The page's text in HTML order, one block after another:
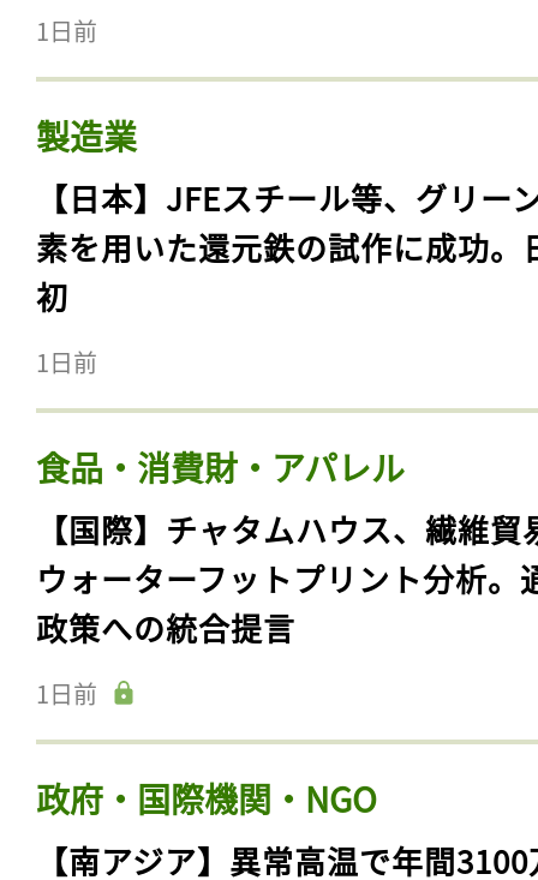
1日前
製造業
【日本】JFEスチール等、グリー
素を用いた還元鉄の試作に成功。
初
1日前
食品・消費財・アパレル
【国際】チャタムハウス、繊維貿
ウォーターフットプリント分析。
政策への統合提言
1日前
政府・国際機関・NGO
【南アジア】異常高温で年間